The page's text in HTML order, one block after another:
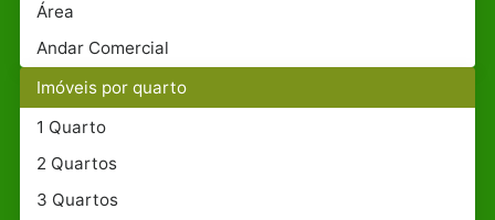
Área
Andar Comercial
Imóveis por quarto
1 Quarto
2 Quartos
3 Quartos